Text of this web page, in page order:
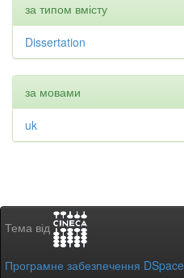
за типом вмісту
Dissertation
за мовами
uk
Тема від
Програмне забезпечення DSpace